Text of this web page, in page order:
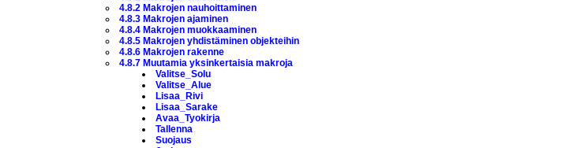
4.8.2 Makrojen nauhoittaminen
4.8.3 Makrojen ajaminen
4.8.4 Makrojen muokkaaminen
4.8.5 Makrojen yhdistäminen objekteihin
4.8.6 Makrojen rakenne
4.8.7 Muutamia yksinkertaisia makroja
Valitse_Solu
Valitse_Alue
Lisaa_Rivi
Lisaa_Sarake
Avaa_Tyokirja
Tallenna
Suojaus